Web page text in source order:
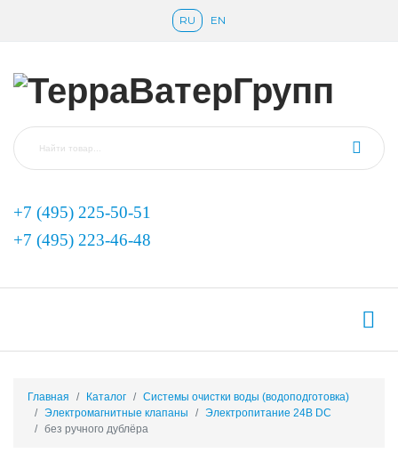
RU EN
+7 (495) 225-50-51
+7 (495) 223-46-48
Главная Каталог
Системы очистки воды (водоподготовка)
Электромагнитные клапаны
Электропитание 24В DC
без ручного дублёра